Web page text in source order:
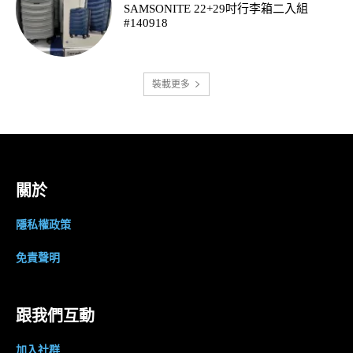
SAMSONITE 22+29吋行李箱二入組
#140918
裝載更多
關於
隱私權政策
免責聲明
跟我們互動
加入社群